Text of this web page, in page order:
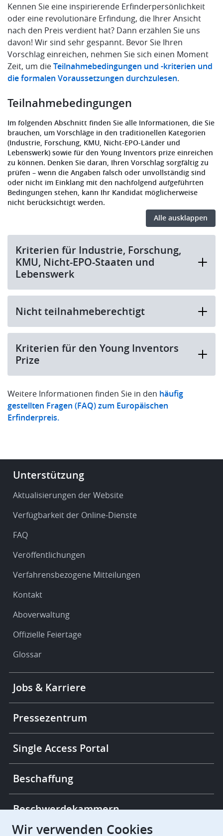
Kennen Sie eine inspirierende Erfinderpersönlichkeit
oder eine revolutionäre Erfindung, die Ihrer Ansicht
nach den Preis verdient hat? Dann erzählen Sie uns
davon! Wir sind sehr gespannt. Bevor Sie Ihren
Vorschlag einreichen, nehmen Sie sich einen Moment
Zeit, um dieTeilnahmebedingungen und -kriterien und
die formalen Voraussetzungen durchzulesen.
Teilnahmebedingungen
Im folgenden Abschnitt finden Sie alle Informationen, die Sie
brauchen, um Vorschläge in den traditionellen Kategorien
(Industrie, Forschung, KMU, Nicht-EPO-Länder und
Lebenswerk) sowie für den Young Inventors prize einreichen
zu können. Denken Sie daran, Ihren Vorschlag sorgfältig zu
prüfen – wenn die Angaben falsch oder unvollständig sind
oder nicht im Einklang mit den nachfolgend aufgeführten
Bedingungen stehen, kann Ihr Kandidat möglicherweise
nicht berücksichtigt werden.
Alle ausklappen
Kriterien für Industrie, Forschung,
KMU, Nicht-EPO-Staaten und
Lebenswerk
Nicht teilnahmeberechtigt
Kriterien für den Young Inventors
Prize
Weitere Informationen finden Sie in den häufig
gestellten Fragen (FAQ) zum Europäischen
Erfinderpreis.
Footer
Service
support
Unterstützung
Aktualisierungen der Website
Verfügbarkeit der Online-Dienste
FAQ
Veröffentlichungen
Verfahrensbezogene Mitteilungen
Kontakt
Aboverwaltung
Offizielle Feiertage
Glossar
More
links
Jobs & Karriere
Pressezentrum
Single Access Portal
Beschaffung
Beschwerdekammern
Wir verwenden Cookies